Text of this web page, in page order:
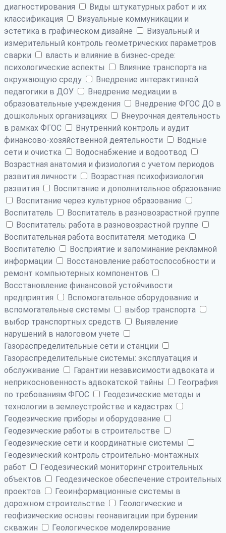
диагностирования
Виды штукатурных работ и их
классификация
Визуальные коммуникации и
эстетика в графическом дизайне
Визуальный и
измерительный контроль геометрических параметров
сварки
власть и влияние в бизнес-среде:
психологические аспекты
Влияние транспорта на
окружающую среду
Внедрение интерактивной
педагогики в ДОУ
Внедрение медиации в
образовательные учреждения
Внедрение ФГОС ДО в
дошкольных организациях
Внеурочная деятельность
в рамках ФГОС
Внутренний контроль и аудит
финансово-хозяйственной деятельности
Водные
сети и очистка
Водоснабжение и водоотвод
Возрастная анатомия и физиология с учетом периодов
развития личности
Возрастная психофизиология
развития
Воспитание и дополнительное образование
Воспитание через культурное образование
Воспитатель
Воспитатель в разновозрастной группе
Воспитатель: работа в разновозрастной группе
Воспитательная работа воспитателя: методика
Воспитателю
Восприятие и запоминание рекламной
информации
Восстановление работоспособности и
ремонт компьютерных компонентов
Восстановление финансовой устойчивости
предприятия
Вспомогательное оборудование и
вспомогательные системы
выбор транспорта
выбор транспортных средств
Выявление
нарушений в налоговом учете
Газораспределительные сети и станции
Газораспределительные системы: эксплуатация и
обслуживание
Гарантии независимости адвоката и
неприкосновенность адвокатской тайны
География
по требованиям ФГОС
Геодезические методы и
технологии в землеустройстве и кадастрах
Геодезические приборы и оборудование
Геодезические работы в строительстве
Геодезические сети и координатные системы
Геодезический контроль строительно-монтажных
работ
Геодезический мониторинг строительных
объектов
Геодезическое обеспечение строительных
проектов
Геоинформационные системы в
дорожном строительстве
Геологические и
геофизические основы геонавигации при бурении
скважин
Геологическое моделирование